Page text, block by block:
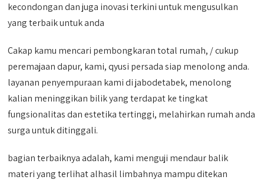
kecondongan dan juga inovasi terkini untuk mengusulkan
yang terbaik untuk anda
Cakap kamu mencari pembongkaran total rumah, / cukup
peremajaan dapur, kami, qyusi persada siap menolong anda.
layanan penyempuraan kami di jabodetabek, menolong
kalian meninggikan bilik yang terdapat ke tingkat
fungsionalitas dan estetika tertinggi, melahirkan rumah anda
surga untuk ditinggali.
bagian terbaiknya adalah, kami menguji mendaur balik
materi yang terlihat alhasil limbahnya mampu ditekan